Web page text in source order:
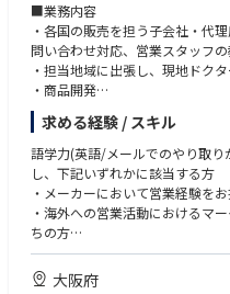
■業務内容
・各国の販売を担う子会社・代
問い合わせ対応、営業スタッフ
・担当地域に出張し、現地ドク
・商品開発
各地域のニーズや競合製品を踏
のテーマ探索。
・各種プロジェクトの推進
求める経験 / スキル
語学力(英語/メールでのやり取
し、下記いずれかに該当する方
・メーカーにおいて営業経験を
・海外への営業活動におけるマ
ちの方
・医療機器製品の学術や技術営
・営業部門における企画や事務
大阪府